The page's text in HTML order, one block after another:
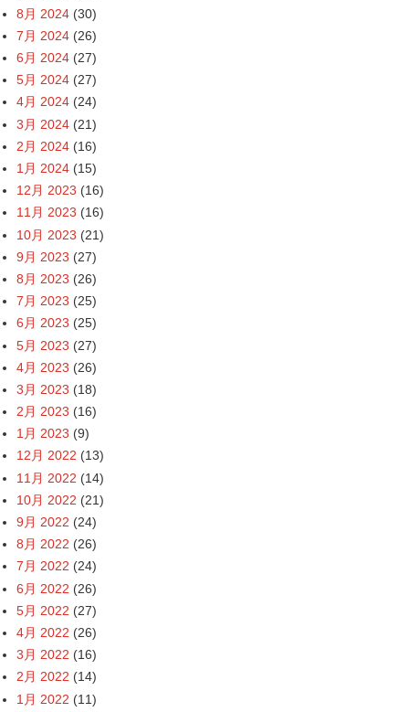
8月 2024 (30)
7月 2024 (26)
6月 2024 (27)
5月 2024 (27)
4月 2024 (24)
3月 2024 (21)
2月 2024 (16)
1月 2024 (15)
12月 2023 (16)
11月 2023 (16)
10月 2023 (21)
9月 2023 (27)
8月 2023 (26)
7月 2023 (25)
6月 2023 (25)
5月 2023 (27)
4月 2023 (26)
3月 2023 (18)
2月 2023 (16)
1月 2023 (9)
12月 2022 (13)
11月 2022 (14)
10月 2022 (21)
9月 2022 (24)
8月 2022 (26)
7月 2022 (24)
6月 2022 (26)
5月 2022 (27)
4月 2022 (26)
3月 2022 (16)
2月 2022 (14)
1月 2022 (11)